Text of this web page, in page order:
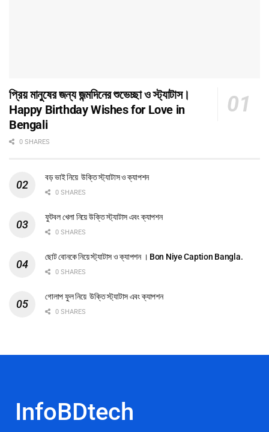
প্রিয় মানুষের জন্য জন্মদিনের শুভেচ্ছা ও স্ট্যাটাস।
Happy Birthday Wishes for Love in
Bengali
0 SHARES
বড় ভাই নিয়ে উক্তি স্ট্যাটাস ও ক্যাপশন
0 SHARES
ফুটবল খেলা নিয়ে উক্তি স্ট্যাটাস এবং ক্যাপশন
0 SHARES
ছোট বোনকে নিয়ে স্ট্যাটাস ও ক্যাপশন । Bon Niye Caption Bangla.
0 SHARES
গোলাপ ফুল নিয়ে উক্তি স্ট্যাটাস এবং ক্যাপশন
0 SHARES
InfoBDtech